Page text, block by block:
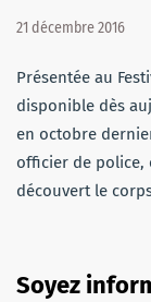
21 décembre 2016
Présentée au
disponible dès
en octobre
officier de police,
découvert le
Soyez